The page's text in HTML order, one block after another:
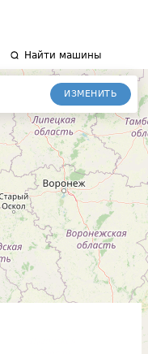
Найти машины
ИЗМЕНИТЬ